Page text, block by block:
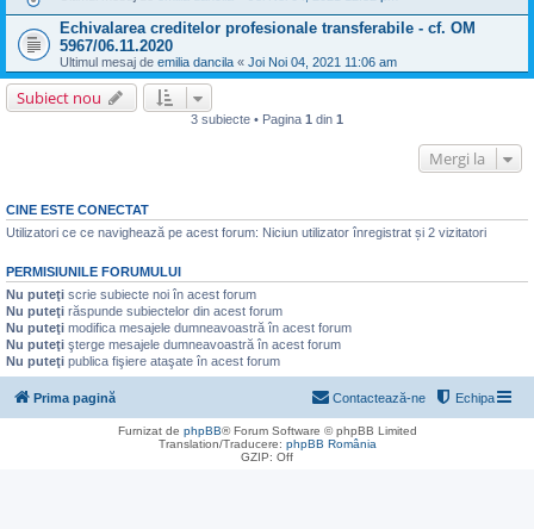
Echivalarea creditelor profesionale transferabile - cf. OM
5967/06.11.2020
Ultimul mesaj de emilia dancila « Joi Noi 04, 2021 11:06 am
Subiect nou
3 subiecte • Pagina 1 din 1
Mergi la
CINE ESTE CONECTAT
Utilizatori ce ce navighează pe acest forum: Niciun utilizator înregistrat și 2 vizitatori
PERMISIUNILE FORUMULUI
Nu puteţi scrie subiecte noi în acest forum
Nu puteţi răspunde subiectelor din acest forum
Nu puteţi modifica mesajele dumneavoastră în acest forum
Nu puteţi şterge mesajele dumneavoastră în acest forum
Nu puteţi publica fişiere ataşate în acest forum
Prima pagină Echipa
Contactează-ne
Furnizat de phpBB® Forum Software © phpBB Limited
Translation/Traducere: phpBB România
GZIP: Off